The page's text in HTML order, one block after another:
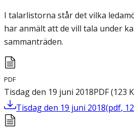
I talarlistorna står det vilka
har anmält att de vill tala under
sammanträden.
PDF
Tisdag den 19 juni 2018PDF(123
Tisdag den 19 juni 2018(pdf,